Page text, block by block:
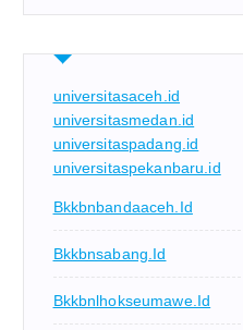
universitasaceh.id
universitasmedan.id
universitaspadang.id
universitaspekanbaru.id
Bkkbnbandaaceh.id
Bkkbnsabang.id
Bkkbnlhokseumawe.id